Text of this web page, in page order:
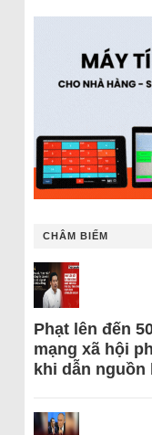
CHÂM BIẾM
Phạt lên đến
mạng xã hội
khi dẫn nguồn